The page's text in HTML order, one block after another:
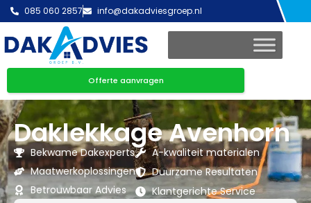
085 060 2857 info@dakadviesgroep.nl
Offerte aanvragen
Daklekkage Avenhorn
Bekwame Dakexperts
Maatwerkoplossingen
Betrouwbaar Advies
A-kwaliteit materialen
Duurzame Resultaten
Klantgerichte Service